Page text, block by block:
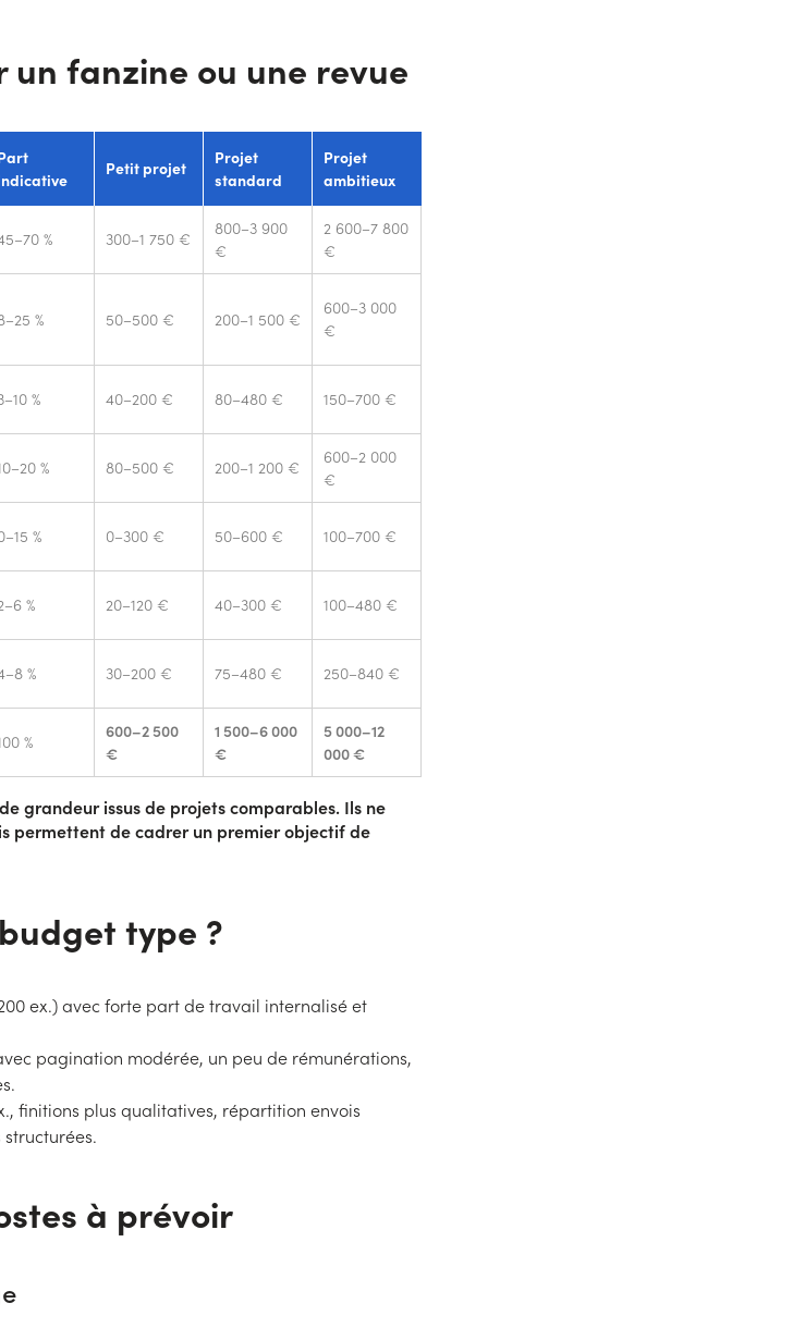
fanzine ou une revue
Petit projet
Projet
standard
Projet
ambitieux
% 300–1 750 €
800–3 900
€
2 600–7 800
€
% 50–500 € 200–1 500 €
600–3 000
€
% 40–200 € 80–480 € 150–700 €
% 80–500 € 200–1 200 €
600–2 000
€
% 0–300 € 50–600 € 100–700 €
% 20–120 € 40–300 € 100–480 €
% 30–200 € 75–480 € 250–840 €
%
600–2 500
€
1 500–6 000
€
5 000–12
000 €
grandeur issus de projets comparables. Ils ne
permettent de cadrer un premier objectif de
type ?
ex.) avec forte part de travail internalisé et
pagination modérée, un peu de rémunérations,
finitions plus qualitatives, répartition envois
à prévoir